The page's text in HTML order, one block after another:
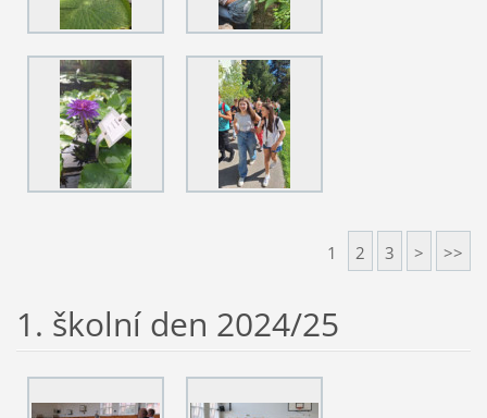
1 2 3 > >>
1. školní den 2024/25